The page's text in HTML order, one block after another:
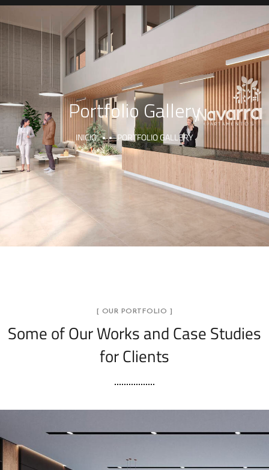
Portfolio Gallery
INICIO PORTFOLIO GALLERY
[ OUR PORTFOLIO ]
Some of Our Worksand Case Studies
for Clients